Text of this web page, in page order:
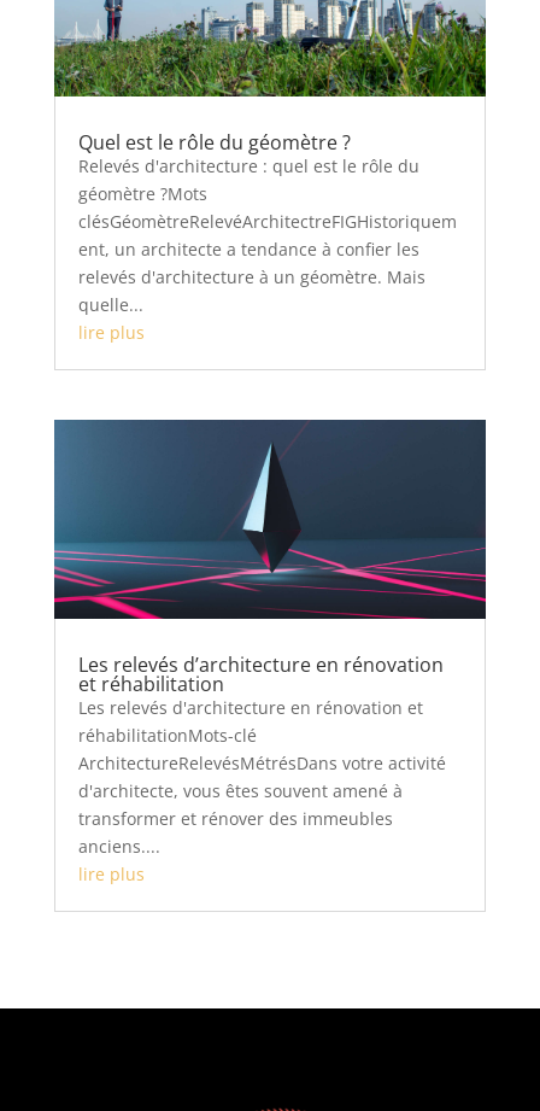
Quel est le rôle du géomètre ?
Relevés d'architecture : quel est le rôle du
géomètre ?Mots
clésGéomètreRelevéArchitectreFIGHistoriquem
ent, un architecte a tendance à confier les
relevés d'architecture à un géomètre. Mais
quelle...
lire plus
Les relevés d’architecture en rénovation
et réhabilitation
Les relevés d'architecture en rénovation et
réhabilitationMots-clé
ArchitectureRelevésMétrésDans votre activité
d'architecte, vous êtes souvent amené à
transformer et rénover des immeubles
anciens....
lire plus